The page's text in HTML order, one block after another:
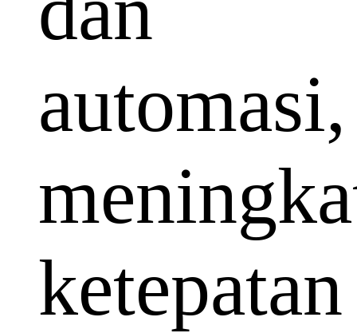
automasi,
ketepatan